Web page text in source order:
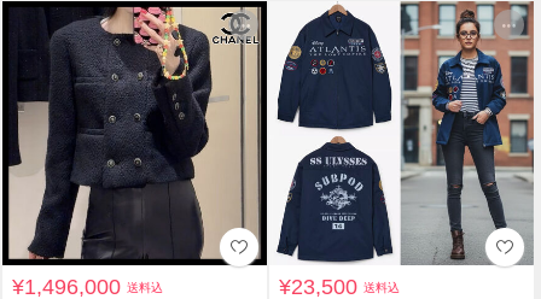
¥1,496,000送料込 ¥23,500送料込